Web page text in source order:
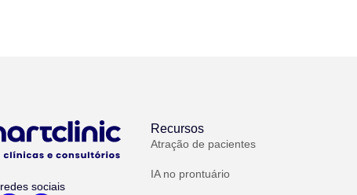
sociais
Recursos
Atração de pacientes
IA no prontuário